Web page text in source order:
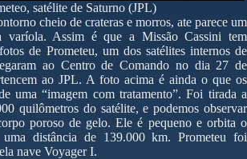
satélite de Saturno (JPL)
cheio de crateras e morros, ate parece um
varíola. Assim é que a Missão Cassini tem
de Prometeu, um dos satélites internos de
ao Centro de Comando no dia 27 de
ao JPL. A foto acima é ainda o que os
uma “imagem com tratamento”. Foi tirada a
quilômetros do satélite, e podemos observar
poroso de gelo. Ele é pequeno e orbita o
distância de 139.000 km. Prometeu foi
nave Voyager I.